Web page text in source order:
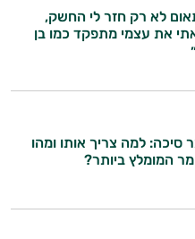
לא רק חזר לי החשק,
את עצמי מתפקד כמו בן
סיכה: למה צריך אותו ומהו
המומלץ ביותר?